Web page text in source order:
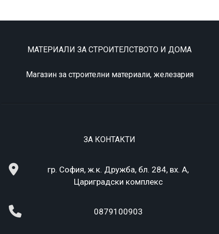
МАТЕРИАЛИ ЗА СТРОИТЕЛСТВОТО И ДОМА
Магазин за строителни материали, железария
ЗА КОНТАКТИ
гр. София, ж.к. Дружба, бл. 284, вх. А,
Цариградски комплекс
0879100903